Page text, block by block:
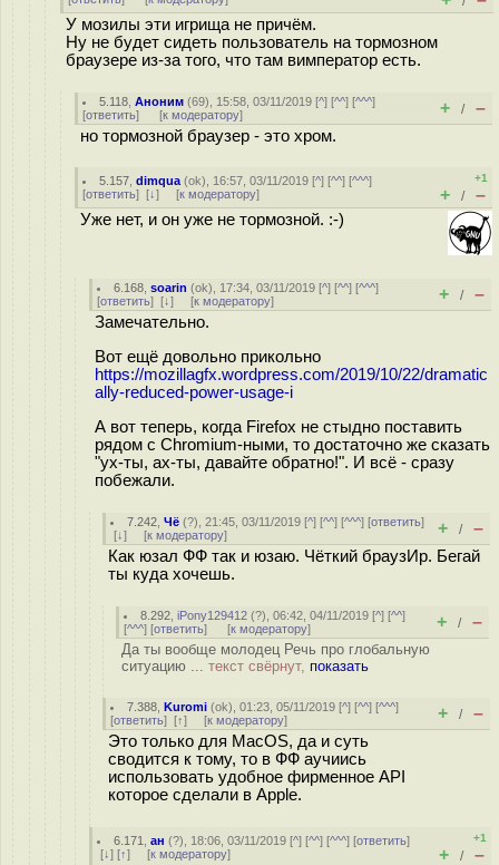
У мозилы эти игрища не причём.
Ну не будет сидеть пользователь на тормозном
браузере из-за того, что там вимператор есть.
5.118 ,Аноним (69), 15:58, 03/11/2019 [^] [^^] [^^^]
[ответить] [к модератору] + / –
но тормозной браузер - это хром.
5.157 ,dimqua (ok), 16:57, 03/11/2019 [^] [^^] [^^^]
[ответить] [↓] [к модератору]
+1
+ / –
Уже нет, и он уже не тормозной. :-)
6.168 ,soarin (ok), 17:34, 03/11/2019 [^] [^^] [^^^]
[ответить] [↓] [к модератору] + / –
Замечательно.
Вот ещё довольно прикольно
https://mozillagfx.wordpress.com/2019/10/22/dramatic
ally-reduced-power-usage-i
А вот теперь, когда Firefox не стыдно поставить
рядом с Chromium-ными, то достаточно же сказать
"ух-ты, ах-ты, давайте обратно!". И всё - сразу
побежали.
7.242 ,Чё (?), 21:45, 03/11/2019 [^] [^^] [^^^] [ответить]
[↓] [к модератору] + / –
Как юзал ФФ так и юзаю. Чёткий браузИр. Бегай
ты куда хочешь.
8.292 ,iPony129412 (?), 06:42, 04/11/2019 [^] [^^]
[^^^] [ответить] [к модератору] + / –
Да ты вообще молодец Речь про глобальную
ситуацию ... текст свёрнут, показать
7.388 ,Kuromi (ok), 01:23, 05/11/2019 [^] [^^] [^^^]
[ответить] [↑] [к модератору] + / –
Это только для MacOS, да и суть
сводится к тому, то в ФФ аучиись
использовать удобное фирменное API
которое сделали в Apple.
6.171 ,ан (?), 18:06, 03/11/2019 [^] [^^] [^^^] [ответить]
[↓] [↑] [к модератору]
+1
+ / –